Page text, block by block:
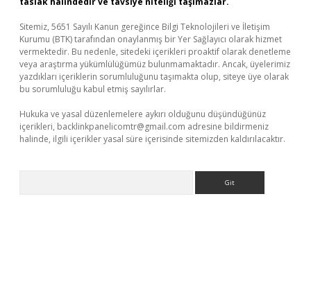
Sitemiz, 5651 Sayılı Kanun gereğince Bilgi Teknolojileri ve İletişim
Kurumu (BTK) tarafından onaylanmış bir Yer Sağlayıcı olarak hizmet
vermektedir. Bu nedenle, sitedeki içerikleri proaktif olarak denetleme
veya araştırma yükümlülüğümüz bulunmamaktadır. Ancak, üyelerimiz
yazdıkları içeriklerin sorumluluğunu taşımakta olup, siteye üye olarak
bu sorumluluğu kabul etmiş sayılırlar.
Hukuka ve yasal düzenlemelere aykırı olduğunu düşündüğünüz
içerikleri, backlinkpanelicomtr@gmail.com adresine bildirmeniz
halinde, ilgili içerikler yasal süre içerisinde sitemizden kaldırılacaktır.